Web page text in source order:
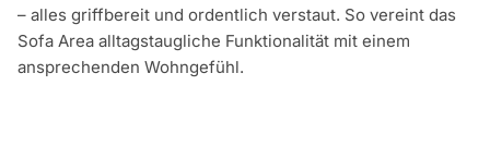
– alles griffbereit und ordentlich verstaut. So vereint das
Sofa Area alltagstaugliche Funktionalität mit einem
ansprechenden Wohngefühl.